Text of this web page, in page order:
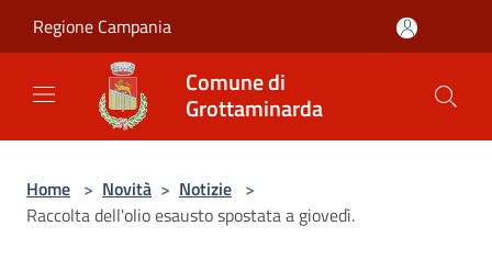
Regione Campania
Comune di
Grottaminarda
Home > Novità > Notizie >
Raccolta dell'olio esausto spostata a giovedì.